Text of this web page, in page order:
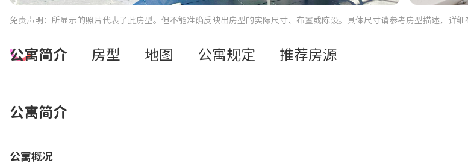
免责声明：所显示的照片代表了此房型。但不能准确反映出房型的实际尺寸、布置或陈设。具体尺寸请参考房型描述，详细
公寓简介 房型 地图 公寓规定 推荐房源
公寓简介
公寓概况